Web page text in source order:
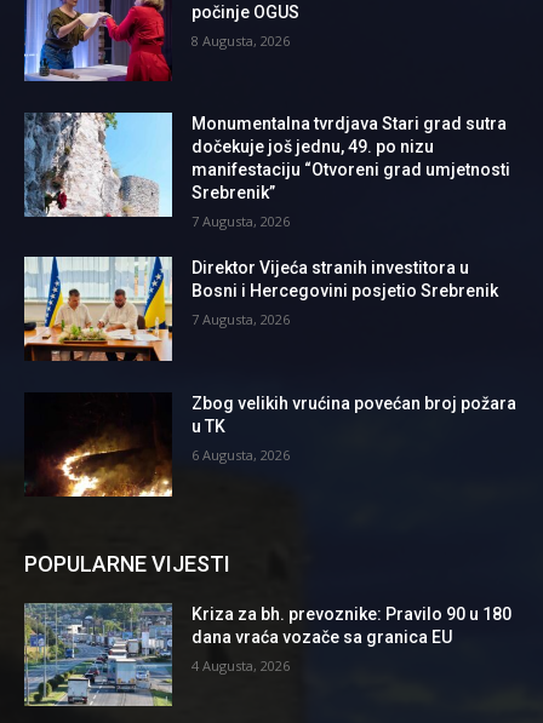
počinje OGUS
8 Augusta, 2026
Monumentalna tvrdjava Stari grad sutra
dočekuje još jednu, 49. po nizu
manifestaciju “Otvoreni grad umjetnosti
Srebrenik”
7 Augusta, 2026
Direktor Vijeća stranih investitora u
Bosni i Hercegovini posjetio Srebrenik
7 Augusta, 2026
Zbog velikih vrućina povećan broj požara
u TK
6 Augusta, 2026
POPULARNE VIJESTI
Kriza za bh. prevoznike: Pravilo 90 u 180
dana vraća vozače sa granica EU
4 Augusta, 2026